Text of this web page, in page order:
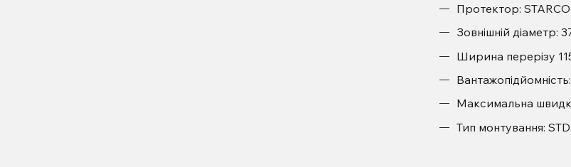
Протектор: STARCO
Зовнішній діаметр:
Ширина перерізу
Максимальна
Тип монтування: STD